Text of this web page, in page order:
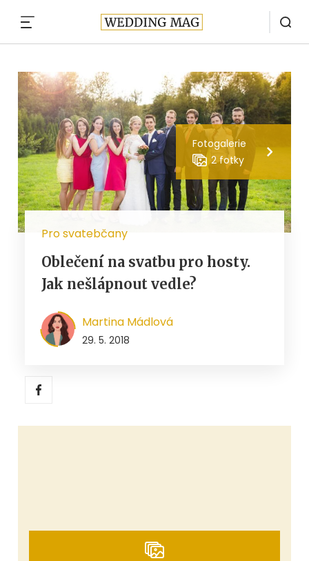
Fotogalerie
2 fotky
Pro svatebčany
Oblečení na svatbu pro hosty.
Jak nešlápnout vedle?
Martina Mádlová
29. 5. 2018